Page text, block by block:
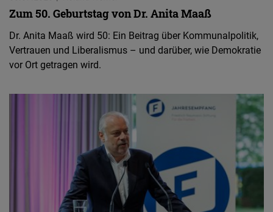
Zum 50. Geburtstag von Dr. Anita Maaß
Dr. Anita Maaß wird 50: Ein Beitrag über Kommunalpolitik,
Vertrauen und Liberalismus – und darüber, wie Demokratie
vor Ort getragen wird.